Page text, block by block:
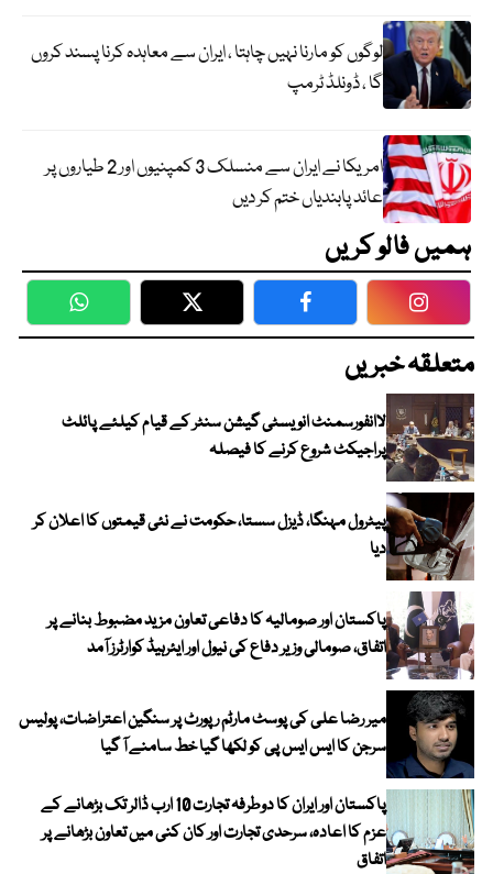
لوگوں کو مارنا نہیں چاہتا ، ایران سے معاہدہ کرنا پسند کروں
گا ، ڈونلڈ ٹرمپ
امریکا نے ایران سے منسلک 3 کمپنیوں اور 2 طیاروں پر
عائد پابندیاں ختم کر دیں
ہمیں فالو کریں
WhatsApp Twitter Facebook
متعلقہ خبریں
لاانفورسمنٹ انویسٹی گیشن سنٹر کے قیام کیلئے پائلٹ
پراجیکٹ شروع کرنے کا فیصلہ
پیٹرول مہنگا، ڈیزل سستا، حکومت نے نئی قیمتوں کا اعلان کر
دیا
پاکستان اور صومالیہ کا دفاعی تعاون مزید مضبوط بنانے پر
اتفاق، صومالی وزیر دفاع کی نیول اور ایئرہیڈ کوارٹرز آمد
میر رضا علی کی پوسٹ مارٹم رپورٹ پر سنگین اعتراضات، پولیس
سرجن کا ایس ایس پی کو لکھا گیا خط سامنے آ گیا
پاکستان اور ایران کا دوطرفہ تجارت 10 ارب ڈالر تک بڑھانے کے
عزم کا اعادہ، سرحدی تجارت اور کان کنی میں تعاون بڑھانے پر
اتفاق